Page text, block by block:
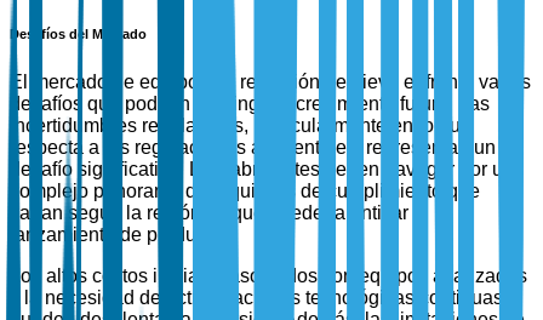
Desafíos del Mercado
El mercado de equipos de remoción de nieve enfrenta varios
desafíos que podrían restringir el crecimiento futuro. Las
incertidumbres regulatorias, particularmente en lo que
respecta a las regulaciones ambientales, representan un
desafío significativo. Los fabricantes deben navegar por un
complejo panorama de requisitos de cumplimiento que
varían según la región, lo que puede ralentizar el
lanzamiento de productos.
Los altos costos iniciales asociados con equipos avanzados
y la necesidad de actualizaciones tecnológicas continuas